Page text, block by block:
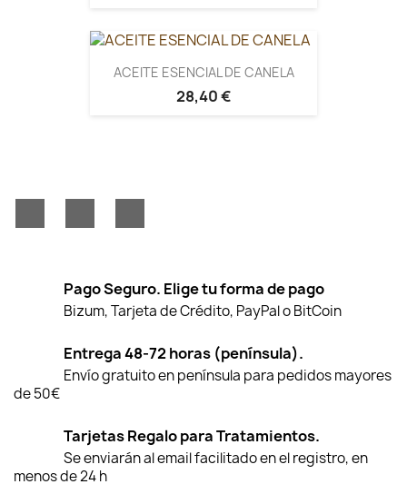
ACEITE ESENCIAL DE CANELA
28,40 €
Pago Seguro. Elige tu forma de pago
Bizum, Tarjeta de Crédito, PayPal o BitCoin
Entrega 48-72 horas (península).
Envío gratuito en península para pedidos mayores
de 50€
Tarjetas Regalo para Tratamientos.
Se enviarán al email facilitado en el registro, en
menos de 24 h